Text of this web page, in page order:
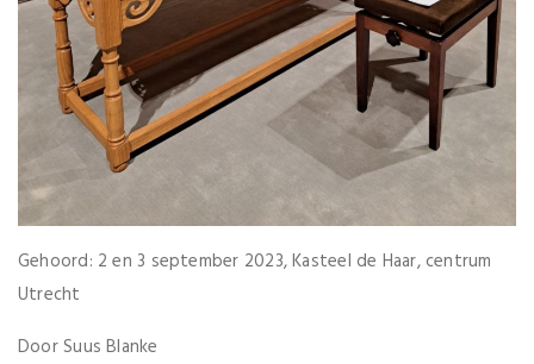
Gehoord: 2 en 3 september 2023, Kasteel de Haar, centrum
Utrecht
Door Suus Blanke